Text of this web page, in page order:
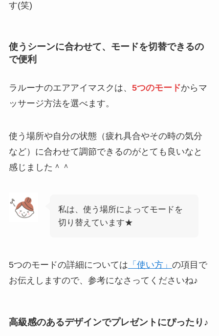
す(笑)
使うシーンに合わせて、モードを切替できるの
で便利
ラルーナのエアアイマスクは、 5つのモードからマ
ッサージ方法を選べます。
使う場所や自分の状態（疲れ具合やその時の気分
など）に合わせて調節できるのがとても良いなと
感じました＾＾
私は、使う場所によってモードを
切り替えています★
5つのモードの詳細については 「使い方」 の項目で
お伝えしますので、参考になさってくださいね♪
高級感のあるデザインでプレゼントにぴったり♪